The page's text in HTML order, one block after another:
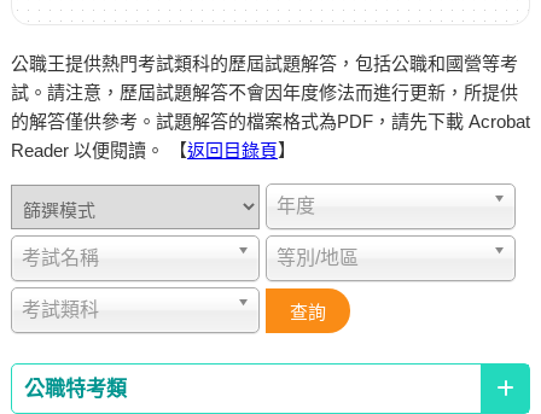
公職王提供熱門考試類科的歷屆試題解答，包括公職和國營等考
試。請注意，歷屆試題解答不會因年度修法而進行更新，所提供
的解答僅供參考。試題解答的檔案格式為PDF，請先下載 Acrobat
Reader 以便閱讀。 【返回目錄頁】
年度
考試名稱 等別/地區
考試類科
公職特考類